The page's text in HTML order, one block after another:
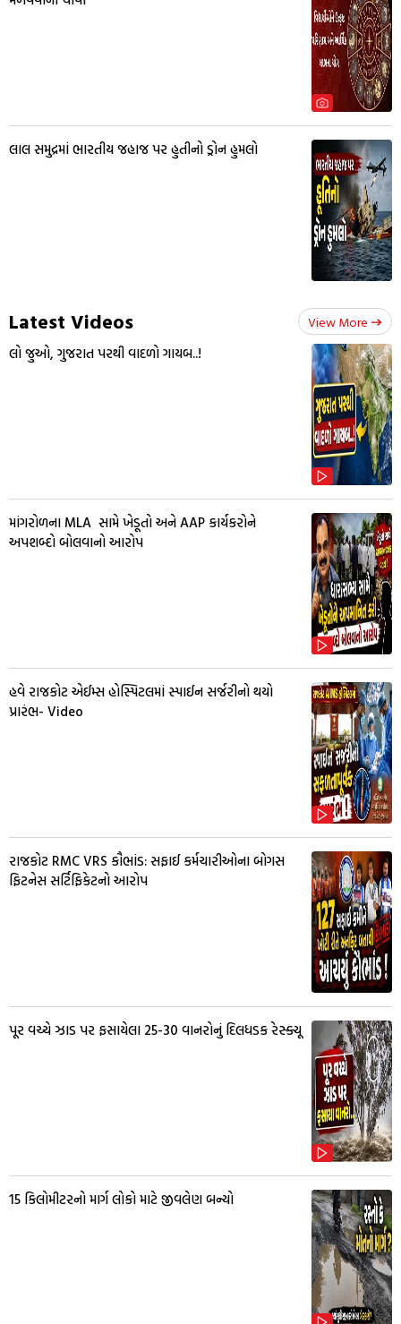
લાલ સમુદ્રમાં ભારતીય જહાજ પર હુતીનો ડ્રોન હુમલો
Latest Videos View More
લો જુઓ, ગુજરાત પરથી વાદળો ગાયબ..!
માંગરોળના MLA સામે ખેડૂતો અને AAP કાર્યકરોને
અપશબ્દો બોલવાનો આરોપ
હવે રાજકોટ એઈમ્સ હોસ્પિટલમાં સ્પાઈન સર્જરીનો થયો
પ્રારંભ- Video
રાજકોટ RMC VRS કૌભાંડ: સફાઈ કર્મચારીઓના બોગસ
ફિટનેસ સર્ટિફિકેટનો આરોપ
પૂર વચ્ચે ઝાડ પર ફસાયેલા 25-30 વાનરોનું દિલધડક રેસ્ક્યૂ
15 કિલોમીટરનો માર્ગ લોકો માટે જીવલેણ બન્યો